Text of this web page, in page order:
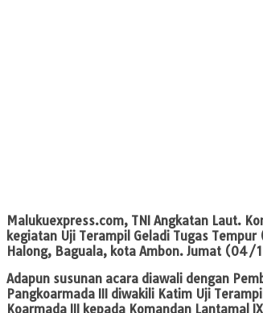
Malukuexpress.com, TNI Angkatan Laut.
kegiatan Uji Terampil Geladi Tugas
Halong, Baguala, kota Ambon. Jumat (04/
Adapun susunan acara diawali dengan
Pangkoarmada III diwakili Katim Uji
Koarmada III kepada Komandan Lantamal